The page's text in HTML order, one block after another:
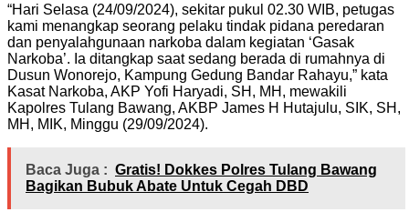
“Hari Selasa (24/09/2024), sekitar pukul 02.30 WIB, petugas
kami menangkap seorang pelaku tindak pidana peredaran
dan penyalahgunaan narkoba dalam kegiatan ‘Gasak
Narkoba’. Ia ditangkap saat sedang berada di rumahnya di
Dusun Wonorejo, Kampung Gedung Bandar Rahayu,” kata
Kasat Narkoba, AKP Yofi Haryadi, SH, MH, mewakili
Kapolres Tulang Bawang, AKBP James H Hutajulu, SIK, SH,
MH, MIK, Minggu (29/09/2024).
Baca Juga : Gratis! Dokkes Polres Tulang Bawang
Bagikan Bubuk Abate Untuk Cegah DBD